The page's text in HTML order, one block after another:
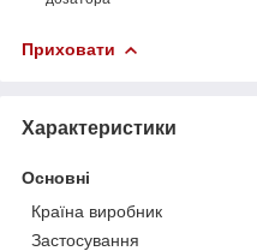
Приховати
Характеристики
Основні
Країна виробник
Застосування